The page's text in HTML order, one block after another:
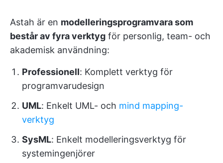
Astah är en modelleringsprogramvara som
består av fyra verktyg för personlig, team- och
akademisk användning:
Professionell: Komplett verktyg för
programvarudesign
UML: Enkelt UML- och mind mapping-
verktyg
SysML: Enkelt modelleringsverktyg för
systemingenjörer